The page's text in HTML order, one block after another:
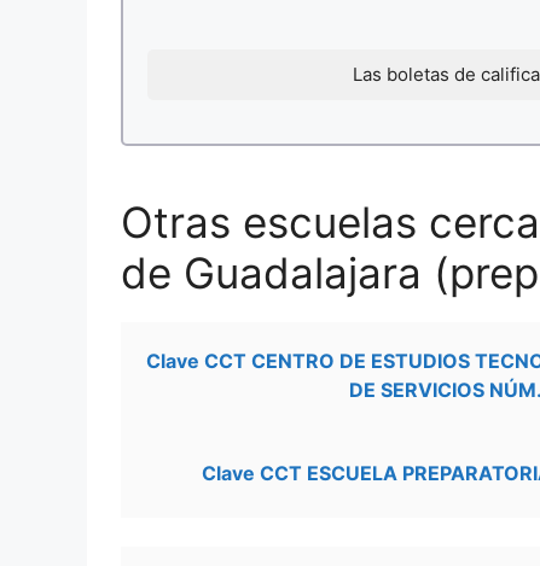
Las boletas de
Otras escuelas
de Guadalajara
Clave CCT CENTRO DE ESTUDIOS
DE SERVICIOS
Clave CCT ESCUELA